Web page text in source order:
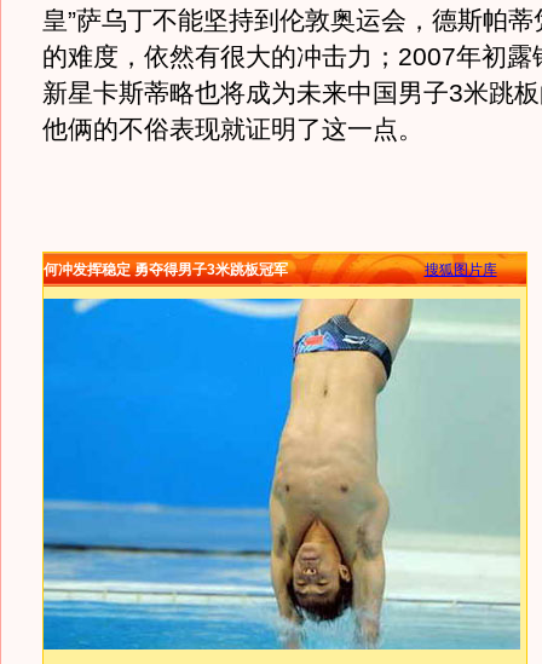
皇”萨乌丁不能坚持到伦敦奥运会，德斯帕
的难度，依然有很大的冲击力；2007年初露
新星卡斯蒂略也将成为未来中国男子3米跳
他俩的不俗表现就证明了这一点。
何冲发挥稳定 勇夺得男子3米跳板冠军 搜狐图片库